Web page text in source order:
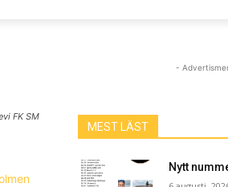
FK SM
-
MEST LÄST
Nytt